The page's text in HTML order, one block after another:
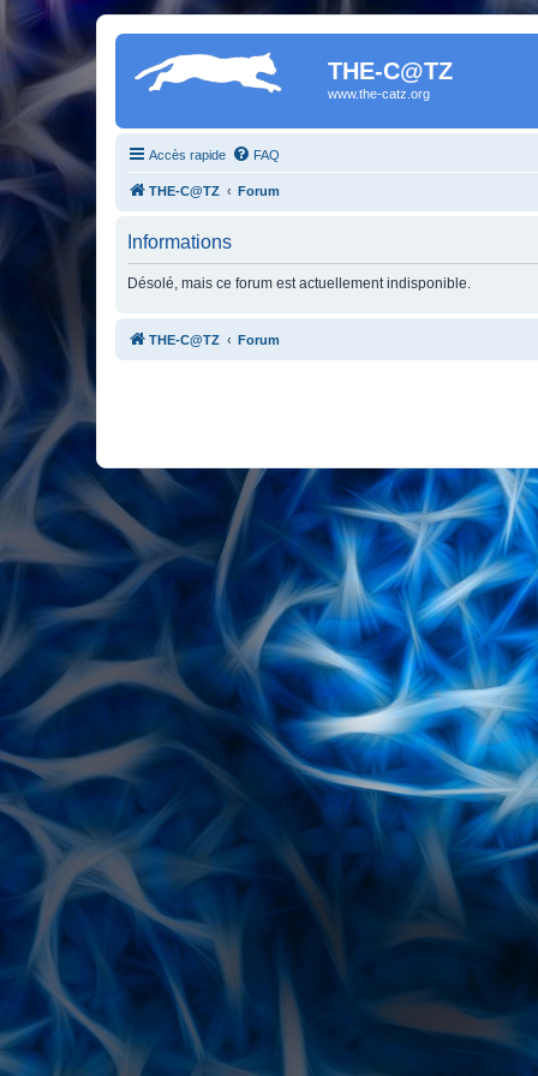
THE-C@TZ
www.the-catz.org
Accès rapide FAQ
THE-C@TZ Forum
Informations
Désolé, mais ce forum est actuellement indisponible.
THE-C@TZ Forum